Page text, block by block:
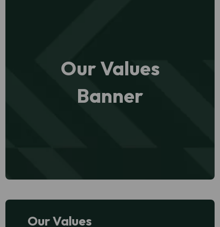
Our Values
Banner
Our Values